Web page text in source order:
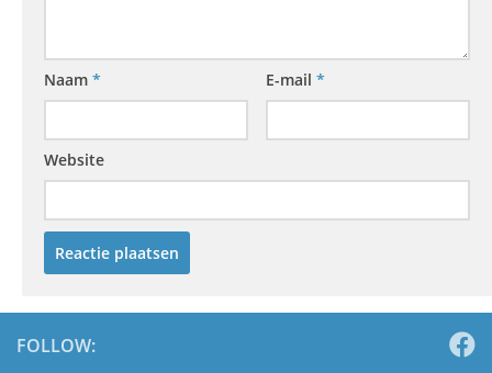
Naam * E-mail *
Website
FOLLOW: